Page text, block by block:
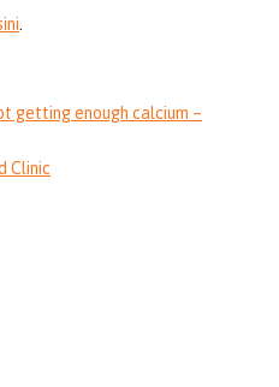
getting enough calcium –
Clinic